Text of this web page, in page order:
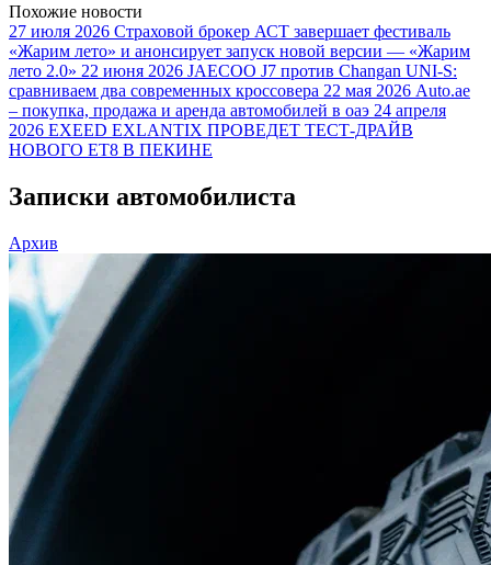
Похожие новости
27 июля 2026 Страховой брокер АСТ завершает фестиваль
«Жарим лето» и анонсирует запуск новой версии — «Жарим
лето 2.0» 22 июня 2026 JAECOO J7 против Changan UNI-S:
сравниваем два современных кроссовера 22 мая 2026 Auto.ae
– покупка, продажа и аренда автомобилей в оаэ 24 апреля
2026 EXEED EXLANTIX ПРОВЕДЕТ ТЕСТ-ДРАЙВ
НОВОГО ET8 В ПЕКИНЕ
Записки автомобилиста
Архив